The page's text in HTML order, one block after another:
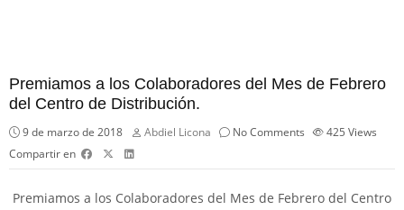
Premiamos a los Colaboradores del Mes de Febrero
del Centro de Distribución.
9 de marzo de 2018 Abdiel Licona No Comments 425 Views
Compartir en
Premiamos a los Colaboradores del Mes de Febrero del Centro